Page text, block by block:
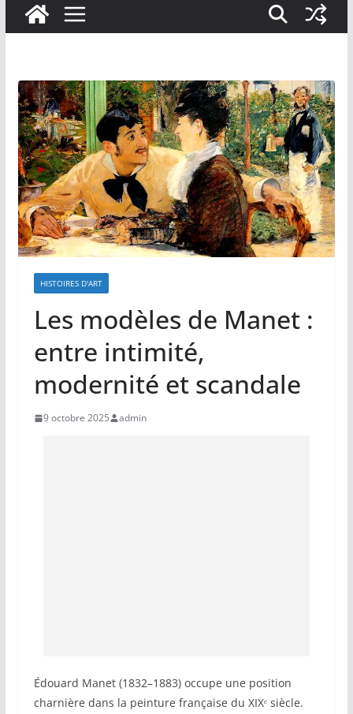
HISTOIRES D'ART
Les modèles de Manet :
entre intimité,
modernité et scandale
9 octobre 2025 admin
Édouard Manet (1832–1883) occupe une position
charnière dans la peinture française du XIXᵉ siècle.